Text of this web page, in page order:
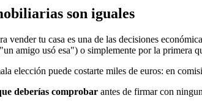
son iguales
vender tu casa es una de las decisiones
amigo usó esa") o simplemente por la primera
elección puede costarte miles de euros: en
deberías comprobar antes de firmar con